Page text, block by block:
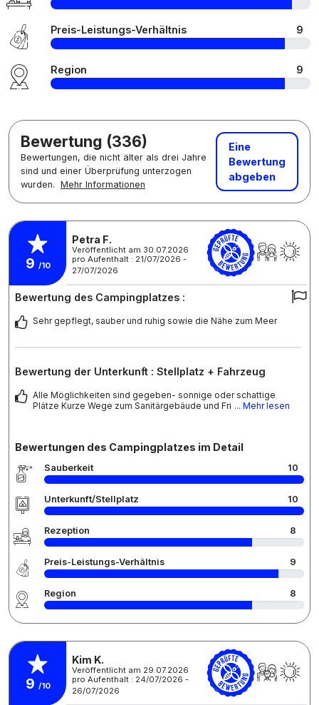
Preis-Leistungs-Verhältnis 9
Region 9
Bewertung (336)
Bewertungen, die nicht älter als drei Jahre
sind und einer Überprüfung unterzogen
wurden. Mehr Informationen
Eine
Bewertung
abgeben
9 /10
Petra F.
Veröffentlicht am 30.07.2026
pro Aufenthalt : 21/07/2026 -
27/07/2026
Bewertung des Campingplatzes :
Sehr gepflegt, sauber und ruhig sowie die Nähe zum Meer
Bewertung der Unterkunft : Stellplatz + Fahrzeug
Alle Möglichkeiten sind gegeben- sonnige oder schattige
Plätze Kurze Wege zum Sanitärgebäude und Fri ... Mehr lesen
Bewertungen des Campingplatzes im Detail
Sauberkeit 10
Unterkunft/Stellplatz 10
Rezeption 8
Preis-Leistungs-Verhältnis 9
Region 8
9 /10
Kim K.
Veröffentlicht am 29.07.2026
pro Aufenthalt : 24/07/2026 -
26/07/2026